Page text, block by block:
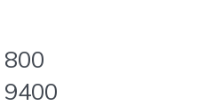
800
9400